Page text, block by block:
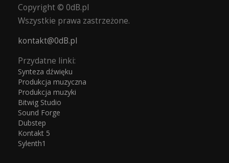
Copyright © 0dB.pl
Wszystkie prawa zastrzeżone.
kontakt@0dB.pl
Przydatne linki:
Synteza dźwięku
Produkcja muzyczna
Produkcja muzyki
Bitwig Studio
Sound Forge
Dubstep
Kontakt 5
Sylenth1